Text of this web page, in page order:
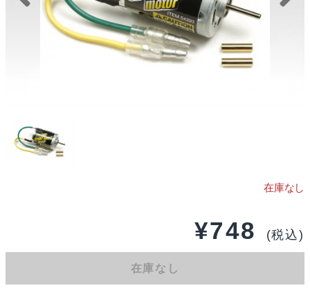
ブログ
¥748 (税込)
在庫なし